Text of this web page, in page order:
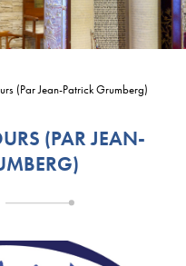
(Par Jean-Patrick Grumberg)
(PAR JEAN-